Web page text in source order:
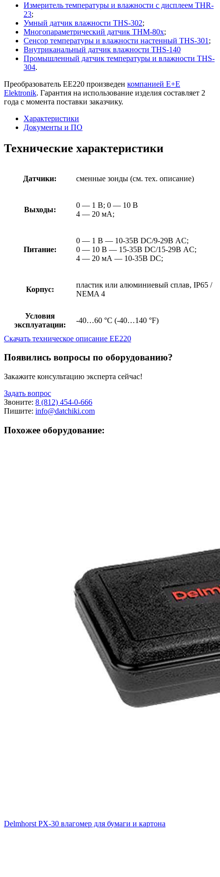
Измеритель температуры и влажности с дисплеем THR-
23;
Умный датчик влажности THS-302;
Многопараметрический датчик THM-80x;
Сенсор температуры и влажности настенный THS-301 ;
Внутриканальный датчик влажности THS-140
Промышленный датчик температуры и влажности THS-
304.
Преобразователь EE220 произведен компанией E+E
Elektronik. Гарантия на использование изделия составляет 2
года с момента поставки заказчику.
Характеристики
Документы и ПО
Технические характеристики
Датчики: сменные зонды (см. тех. описание)
Выходы:
0 — 1 В; 0 — 10 В
4 — 20 мА;
Питание:
0 — 1 В — 10-35В DC/9-29В AC;
0 — 10 В — 15-35В DC/15-29В AC;
4 — 20 мА — 10-35В DC;
Корпус:
пластик или алюминиевый сплав, IP65 /
NEMA 4
Условия
эксплуатации:
-40…60 °C (-40…140 °F)
Скачать техническое описание EE220
Появились вопросы по оборудованию?
Закажите консультацию эксперта сейчас!
Задать вопрос
Звоните: 8 (812) 454-0-666
Пишите: info@datchiki.com
Похожее оборудование:
Delmhorst PX-30 влагомер для бумаги и картона